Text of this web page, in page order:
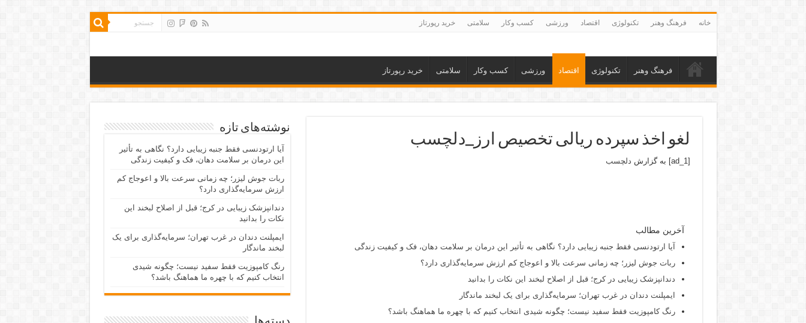
خانه فرهنگ وهنر تکنولوژی اقتصاد ورزشی کسب وکار سلامتی خرید رپورتاز
فرهنگ وهنر تکنولوژی اقتصاد ورزشی کسب وکار سلامتی خرید رپورتاز
لغو اخذ سپرده ریالی تخصیص ارز_دلچسب
[ad_1] به گزارش دلچسب
آخرین مطالب
آیا ارتودنسی فقط جنبه زیبایی دارد؟ نگاهی به تأثیر این درمان بر سلامت دهان، فک و کیفیت زندگی
ربات جوش لیزر؛ چه زمانی سرعت بالا و اعوجاج کم ارزش سرمایه‌گذاری دارد؟
دندانپزشک زیبایی در کرج؛ قبل از اصلاح لبخند این نکات را بدانید
ایمپلنت دندان در غرب تهران؛ سرمایه‌گذاری برای یک لبخند ماندگار
رنگ کامپوزیت فقط سفید نیست؛ چگونه شیدی انتخاب کنیم که با چهره ما هماهنگ باشد؟
نوشته‌های تازه
آیا ارتودنسی فقط جنبه زیبایی دارد؟ نگاهی به تأثیر
این درمان بر سلامت دهان، فک و کیفیت زندگی
ربات جوش لیزر؛ چه زمانی سرعت بالا و اعوجاج کم
ارزش سرمایه‌گذاری دارد؟
دندانپزشک زیبایی در کرج؛ قبل از اصلاح لبخند این
نکات را بدانید
ایمپلنت دندان در غرب تهران؛ سرمایه‌گذاری برای یک
لبخند ماندگار
رنگ کامپوزیت فقط سفید نیست؛ چگونه شیدی
انتخاب کنیم که با چهره ما هماهنگ باشد؟